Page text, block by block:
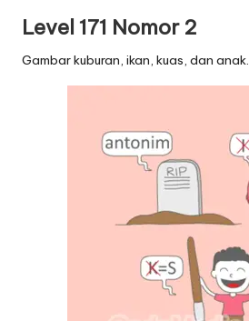
Level 171 Nomor 2
Gambar kuburan, ikan, kuas, dan anak.